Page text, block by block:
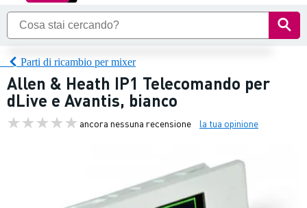
Parti di ricambio per mixer
Allen & Heath IP1 Telecomando per
dLive e Avantis, bianco
ancora nessuna recensione la tua opinione